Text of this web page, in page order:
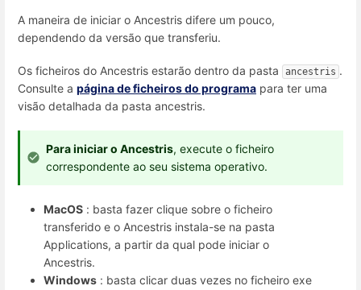
A maneira de iniciar o Ancestris difere um pouco,
dependendo da versão que transferiu.
Os ficheiros do Ancestris estarão dentro da pasta ancestris .
Consulte a página de ficheiros do programa para ter uma
visão detalhada da pasta ancestris.
Para iniciar o Ancestris, execute o ficheiro
correspondente ao seu sistema operativo.
MacOS : basta fazer clique sobre o ficheiro
transferido e o Ancestris instala-se na pasta
Applications, a partir da qual pode iniciar o
Ancestris.
Windows : basta clicar duas vezes no ficheiro exe